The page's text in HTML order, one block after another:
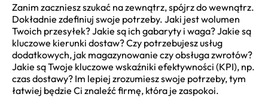
Zanim zaczniesz szukać na zewnątrz, spójrz do wewnątrz.
Dokładnie zdefiniuj swoje potrzeby. Jaki jest wolumen
Twoich przesyłek? Jakie są ich gabaryty i waga? Jakie są
kluczowe kierunki dostaw? Czy potrzebujesz usług
dodatkowych, jak magazynowanie czy obsługa zwrotów?
Jakie są Twoje kluczowe wskaźniki efektywności (KPI), np.
czas dostawy? Im lepiej zrozumiesz swoje potrzeby, tym
łatwiej będzie Ci znaleźć firmę, która je zaspokoi.